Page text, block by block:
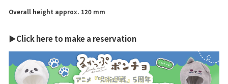
Overall height approx. 120 mm
▶Click here to make a reservation